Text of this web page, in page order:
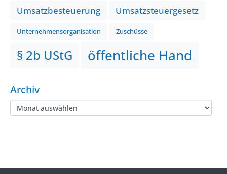
Umsatzbesteuerung Umsatzsteuergesetz
Unternehmensorganisation Zuschüsse
§ 2b UStG öffentliche Hand
Archiv